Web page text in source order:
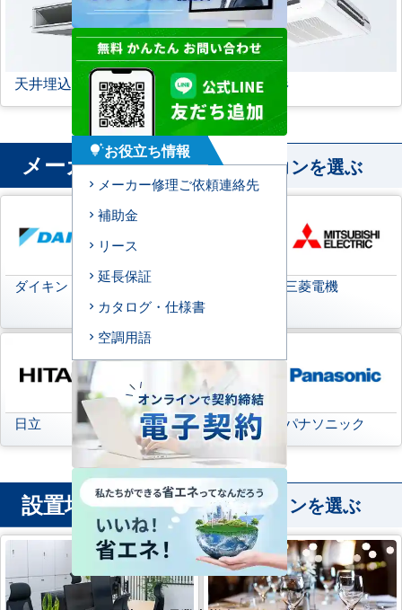
天井埋込ダクト形 天吊自在形
メーカー から業務用エアコンを選ぶ
ダイキン
日本キヤリア
(旧:東芝キヤリア)
三菱電機
日立 三菱重工 パナソニック
設置場所 から業務用エアコンを選ぶ
tips_and_updatesお役立ち情報
メーカー修理ご依頼連絡先
補助金
リース
延長保証
カタログ・仕様書
空調用語